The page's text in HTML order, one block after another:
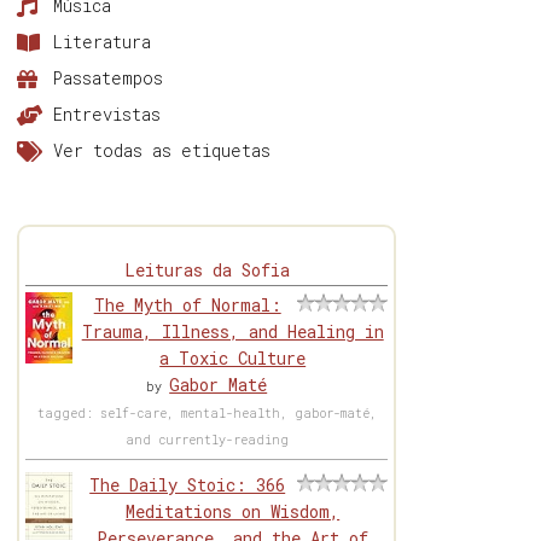
Música
Literatura
Passatempos
Entrevistas
Ver todas as etiquetas
Leituras da Sofia
The Myth of Normal:
Trauma, Illness, and Healing in
a Toxic Culture
byGabor Maté
tagged: self-care, mental-health, gabor-maté,
and currently-reading
The Daily Stoic: 366
Meditations on Wisdom,